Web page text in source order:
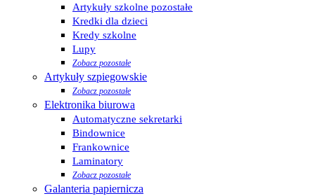
Artykuły szkolne pozostałe
Kredki dla dzieci
Kredy szkolne
Lupy
Zobacz pozostałe
Artykuły szpiegowskie
Zobacz pozostałe
Elektronika biurowa
Automatyczne sekretarki
Bindownice
Frankownice
Laminatory
Zobacz pozostałe
Galanteria papiernicza